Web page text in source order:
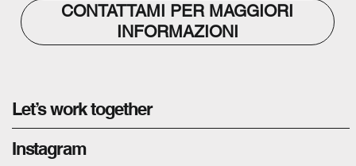
CONTATTAMI PER MAGGIORI
INFORMAZIONI
Let’s work together
Instagram